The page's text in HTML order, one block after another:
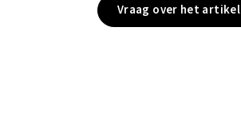
Vraag over het artikel